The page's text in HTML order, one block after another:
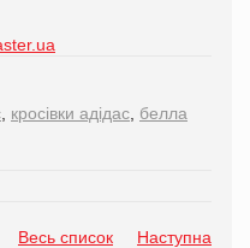
кросівки адідас белла
Весь список Наступна